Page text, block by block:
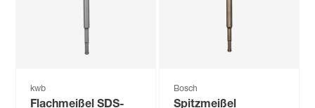
kwb
Flachmeißel SDS-
Bosch
Spitzmeißel